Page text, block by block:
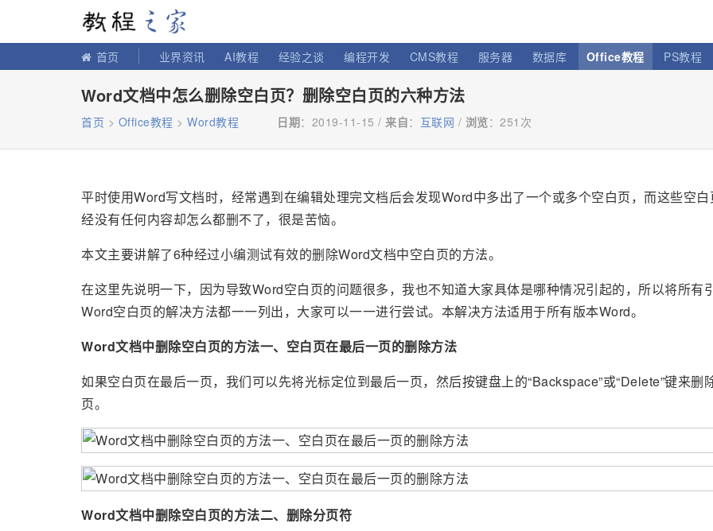
首页 业界资讯 AI教程 经验之谈 编程开发 CMS教程 服务器 数据库 Office教程 PS教程
Word文档中怎么删除空白页？删除空白页的六种方法
首页 > Office教程 > Word教程 日期：2019-11-15 / 来自： 互联网 / 浏览： 251次
平时使用Word写文档时，经常遇到在编辑处理完文档后会发现Word中多出了一个或多个空白页，而这些空
经没有任何内容却怎么都删不了，很是苦恼。
本文主要讲解了6种经过小编测试有效的删除Word文档中空白页的方法。
在这里先说明一下，因为导致Word空白页的问题很多，我也不知道大家具体是哪种情况引起的，所以将所有
Word空白页的解决方法都一一列出，大家可以一一进行尝试。本解决方法适用于所有版本Word。
Word文档中删除空白页的方法一、空白页在最后一页的删除方法
如果空白页在最后一页，我们可以先将光标定位到最后一页，然后按键盘上的“Backspace”或“Delete”键来删
页。
Word文档中删除空白页的方法二、删除分页符